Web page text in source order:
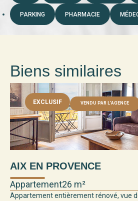
PARKING PHARMACIE
Biens similaires
EXCLUSIF VENDU PAR L'AGENCE
AIX EN PROVENCE
Appartement26 m²
Appartement entièrement rénové, vue